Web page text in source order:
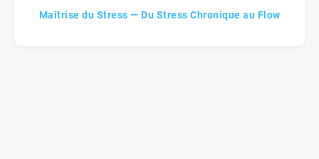
Maîtrise du Stress — Du Stress Chronique au Flow